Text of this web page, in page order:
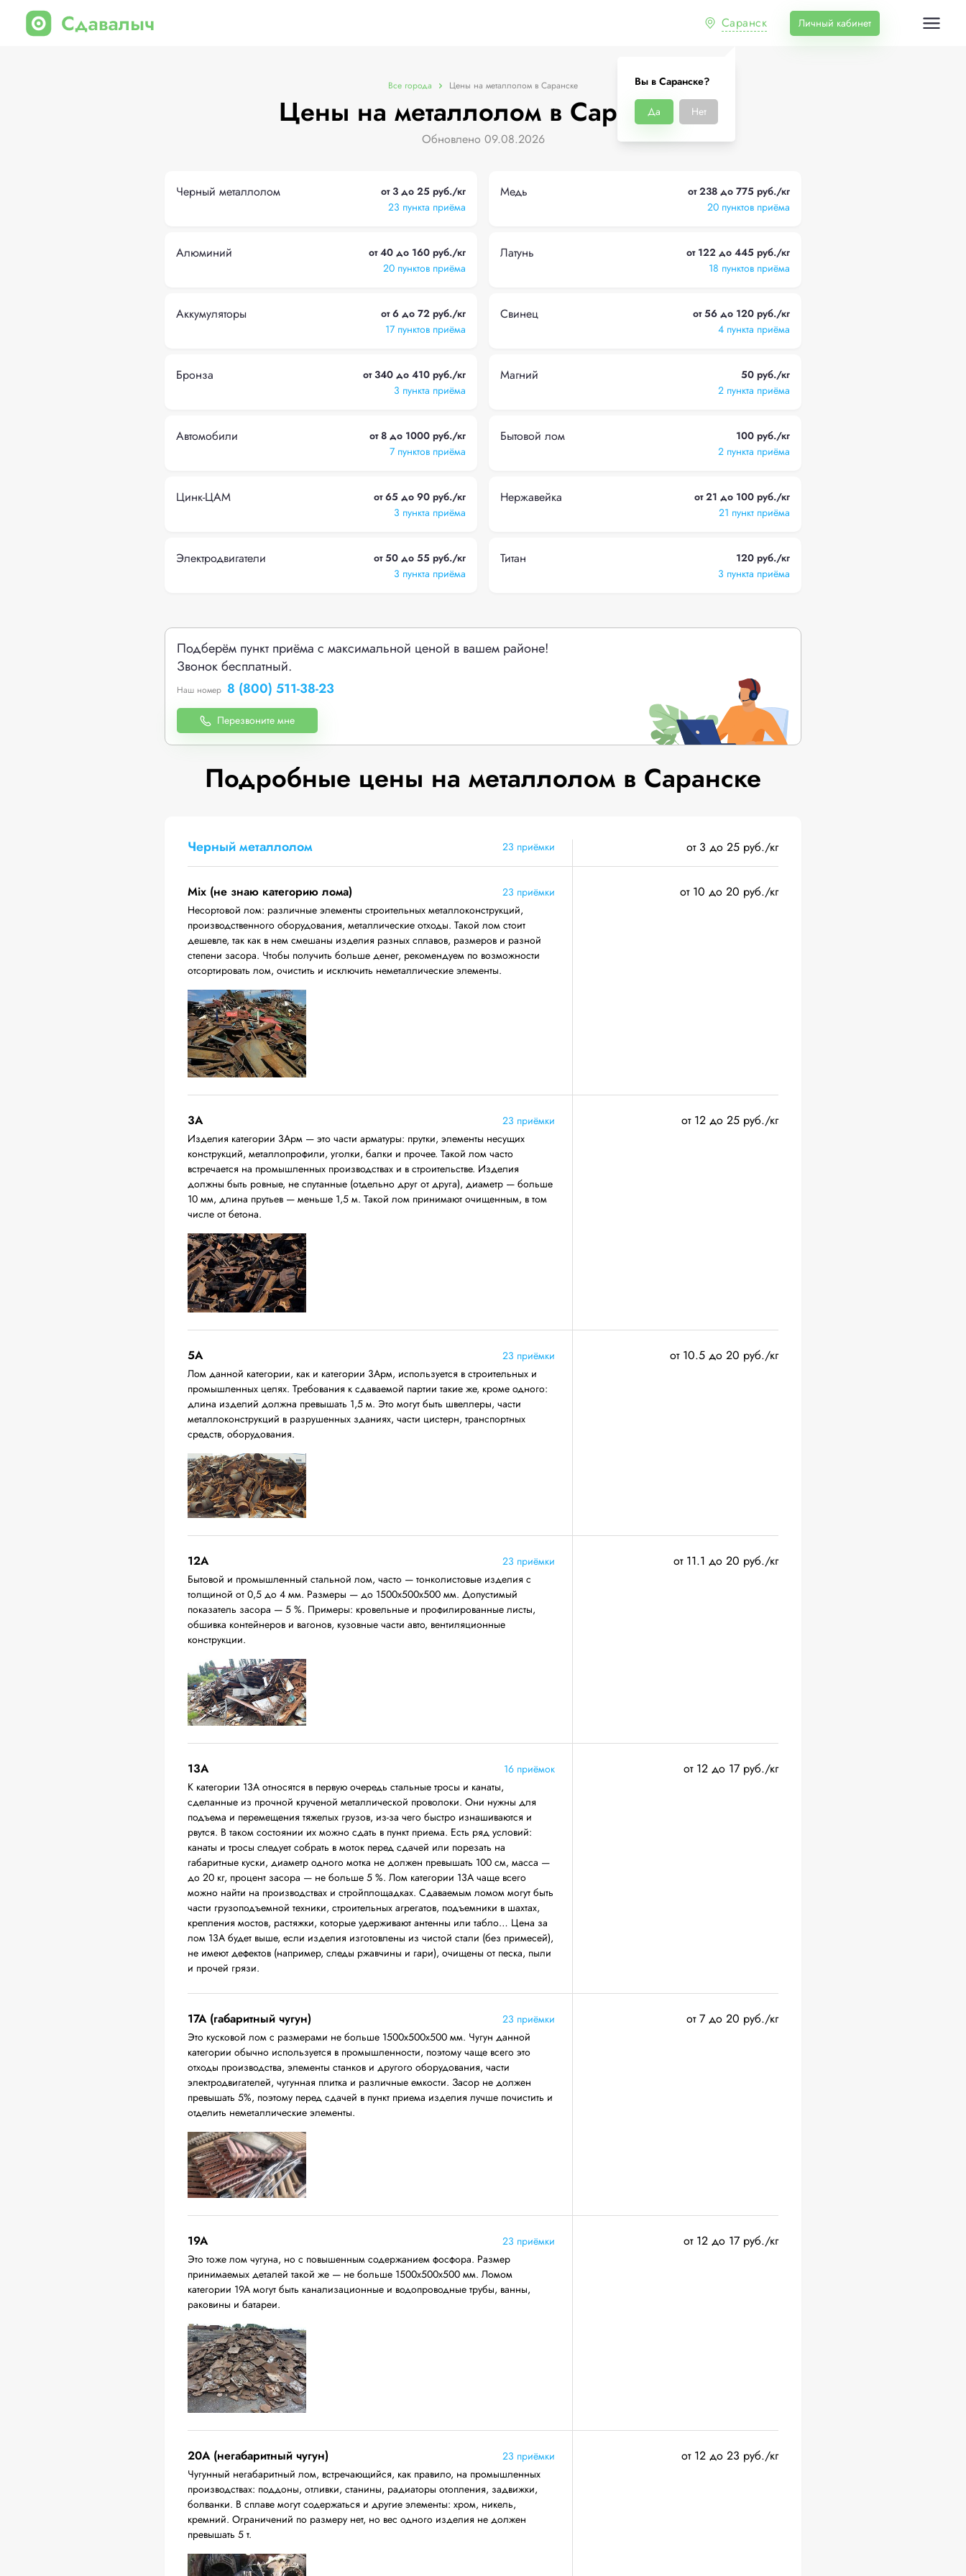
Саранск
Вы в Саранске?
Да Нет
Личный кабинет
Все города Цены на металлолом в Саранске
Цены на металлолом в Саранске
Обновлено 09.08.2026
Черный металлолом
от 3 до 25 руб./кг
23 пункта приёма
Медь
от 238 до 775 руб./кг
20 пунктов приёма
Алюминий
от 40 до 160 руб./кг
20 пунктов приёма
Латунь
от 122 до 445 руб./кг
18 пунктов приёма
Аккумуляторы
от 6 до 72 руб./кг
17 пунктов приёма
Свинец
от 56 до 120 руб./кг
4 пункта приёма
Бронза
от 340 до 410 руб./кг
3 пункта приёма
Магний
50 руб./кг
2 пункта приёма
Автомобили
от 8 до 1000 руб./кг
7 пунктов приёма
Бытовой лом
100 руб./кг
2 пункта приёма
Цинк-ЦАМ
от 65 до 90 руб./кг
3 пункта приёма
Нержавейка
от 21 до 100 руб./кг
21 пункт приёма
Электродвигатели
от 50 до 55 руб./кг
3 пункта приёма
Титан
120 руб./кг
3 пункта приёма
Подберём пункт приёма с максимальной ценой в вашем районе!
Звонок бесплатный.
Наш номер 8 (800) 511-38-23
Перезвоните мне
Подробные цены на металлолом в Саранске
Черный металлолом 23 приёмки от 3 до 25 руб./кг
Mix (не знаю категорию лома)
23 приёмки
Несортовой лом: различные элементы строительных металлоконструкций,
производственного оборудования, металлические отходы. Такой лом стоит
дешевле, так как в нем смешаны изделия разных сплавов, размеров и разной
степени засора. Чтобы получить больше денег, рекомендуем по возможности
отсортировать лом, очистить и исключить неметаллические элементы.
от 10 до 20 руб./кг
3А
23 приёмки
Изделия категории 3Арм — это части арматуры: прутки, элементы несущих
конструкций, металлопрофили, уголки, балки и прочее. Такой лом часто
встречается на промышленных производствах и в строительстве. Изделия
должны быть ровные, не спутанные (отдельно друг от друга), диаметр — больше
10 мм, длина прутьев — меньше 1,5 м. Такой лом принимают очищенным, в том
числе от бетона.
от 12 до 25 руб./кг
5А
23 приёмки
Лом данной категории, как и категории 3Арм, используется в строительных и
промышленных целях. Требования к сдаваемой партии такие же, кроме одного:
длина изделий должна превышать 1,5 м. Это могут быть швеллеры, части
металлоконструкций в разрушенных зданиях, части цистерн, транспортных
средств, оборудования.
от 10.5 до 20 руб./кг
12A
23 приёмки
Бытовой и промышленный стальной лом, часто — тонколистовые изделия с
толщиной от 0,5 до 4 мм. Размеры — до 1500х500х500 мм. Допустимый
показатель засора — 5 %. Примеры: кровельные и профилированные листы,
обшивка контейнеров и вагонов, кузовные части авто, вентиляционные
конструкции.
от 11.1 до 20 руб./кг
13А
16 приёмок
К категории 13А относятся в первую очередь стальные тросы и канаты,
сделанные из прочной крученой металлической проволоки. Они нужны для
подъема и перемещения тяжелых грузов, из-за чего быстро изнашиваются и
рвутся. В таком состоянии их можно сдать в пункт приема. Есть ряд условий:
канаты и тросы следует собрать в моток перед сдачей или порезать на
габаритные куски, диаметр одного мотка не должен превышать 100 см, масса —
до 20 кг, процент засора — не больше 5 %. Лом категории 13А чаще всего
можно найти на производствах и стройплощадках. Сдаваемым ломом могут быть
части грузоподъемной техники, строительных агрегатов, подъемники в шахтах,
крепления мостов, растяжки, которые удерживают антенны или табло… Цена за
лом 13А будет выше, если изделия изготовлены из чистой стали (без примесей),
не имеют дефектов (например, следы ржавчины и гари), очищены от песка, пыли
и прочей грязи.
от 12 до 17 руб./кг
17А (габаритный чугун)
23 приёмки
Это кусковой лом с размерами не больше 1500х500х500 мм. Чугун данной
категории обычно используется в промышленности, поэтому чаще всего это
отходы производства, элементы станков и другого оборудования, части
электродвигателей, чугунная плитка и различные емкости. Засор не должен
превышать 5%, поэтому перед сдачей в пункт приема изделия лучше почистить и
отделить неметаллические элементы.
от 7 до 20 руб./кг
19A
23 приёмки
Это тоже лом чугуна, но с повышенным содержанием фосфора. Размер
принимаемых деталей такой же — не больше 1500х500х500 мм. Ломом
категории 19А могут быть канализационные и водопроводные трубы, ванны,
раковины и батареи.
от 12 до 17 руб./кг
20A (негабаритный чугун)
23 приёмки
Чугунный негабаритный лом, встречающийся, как правило, на промышленных
производствах: поддоны, отливки, станины, радиаторы отопления, задвижки,
болванки. В сплаве могут содержаться и другие элементы: хром, никель,
кремний. Ограничений по размеру нет, но вес одного изделия не должен
превышать 5 т.
от 12 до 23 руб./кг